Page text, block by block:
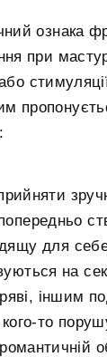
ознака
при
для
на
іншим
кого-то